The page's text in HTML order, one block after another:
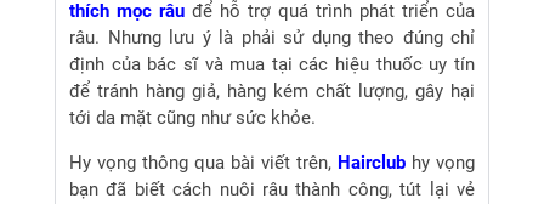
thích mọc râu để hỗ trợ quá trình phát triển của
râu. Nhưng lưu ý là phải sử dụng theo đúng chỉ
định của bác sĩ và mua tại các hiệu thuốc uy tín
để tránh hàng giả, hàng kém chất lượng, gây hại
tới da mặt cũng như sức khỏe.
Hy vọng thông qua bài viết trên, Hairclub hy vọng
bạn đã biết cách nuôi râu thành công, tút lại vẻ